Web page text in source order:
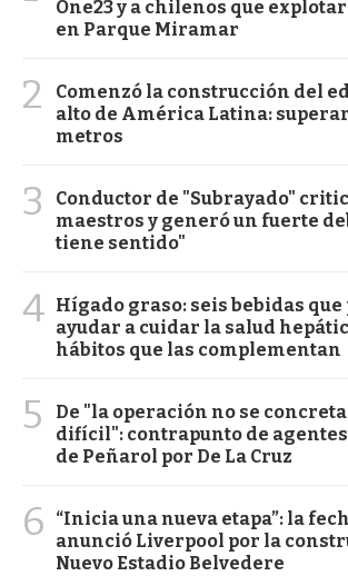
One23 y a chilenos que
en Parque Miramar
2
Comenzó la construcción del
alto de América Latina:
metros
3
Conductor de "Subrayado"
maestros y generó un fuerte
tiene sentido"
4 Hígado graso: seis bebidas que
ayudar a cuidar la salud
hábitos que las complementan
5
De "la operación no se
difícil": contrapunto de
de Peñarol por De La Cruz
6
“Inicia una nueva etapa”: la
anunció Liverpool por la
Nuevo Estadio Belvedere